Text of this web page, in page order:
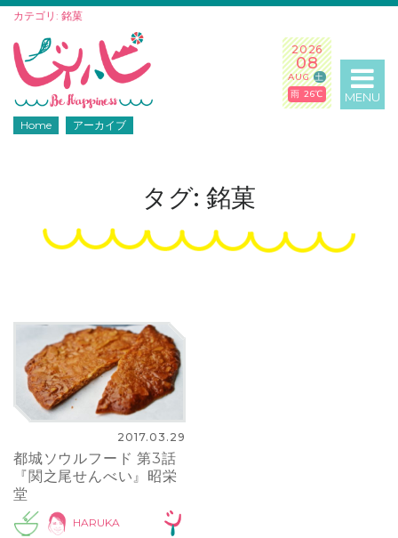
カテゴリ: 銘菓
2026
08
AUG土
雨 26℃
MENU
Home アーカイブ
タグ: 銘菓
2017.03.29
都城ソウルフード 第3話
『関之尾せんべい』昭栄
堂
HARUKA